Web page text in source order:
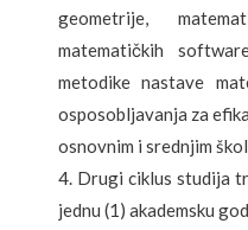
geometrije,
matematičkih
metodike nastave
osposobljavanja za
osnovnim i srednjim
Drugi ciklus studija
jednu (1) akademsku